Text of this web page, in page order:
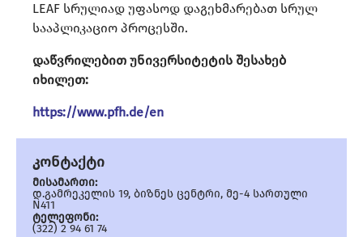
LEAF სრულიად უფასოდ დაგეხმარებათ სრულ
სააპლიკაციო პროცესში.
დაწვრილებით უნივერსიტეტის შესახებ
იხილეთ:
https://www.pfh.de/en
კონტაქტი
მისამართი:
დ.გამრეკელის 19, ბიზნეს ცენტრი, მე-4 სართული
N411
ტელეფონი:
(322) 2 94 61 74